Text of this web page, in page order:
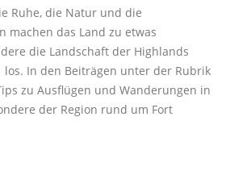
Ruhe, die Natur und die
machen das Land zu etwas
die Landschaft der Highlands
In den Beiträgen unter der Rubrik
zu Ausflügen und Wanderungen in
der Region rund um Fort